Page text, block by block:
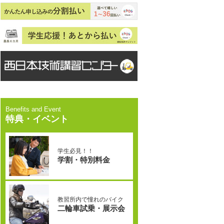
特典・イベント
学生必見！！
学割・特別料金
教習所内で憧れのバイク
二輪車試乗・展示会